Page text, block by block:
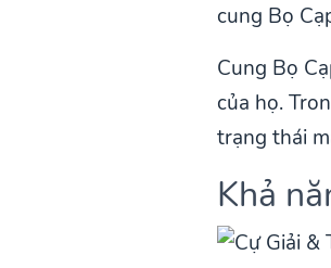
cung Bọ
Cung Bọ
của họ.
trạng thái
Khả